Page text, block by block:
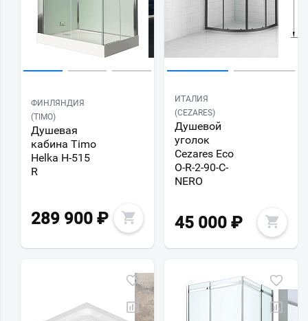
ФИНЛЯНДИЯ
(TIMO)
Душевая
кабина Timo
Helka Н-515
R
289 900 ₽
ИТАЛИЯ
(CEZARES)
Душевой
уголок
Cezares Eco
O-R-2-90-C-
NERO
45 000 ₽